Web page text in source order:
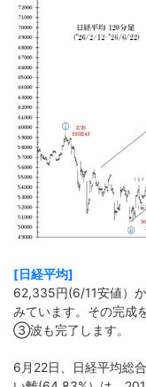
[日経平均]
62,335円(6/11安値）
みています。その完成
➂波も完了します。
6月22日、日経平均総